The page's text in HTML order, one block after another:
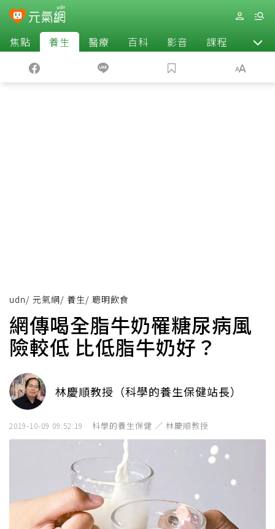
焦點 養生 醫療 百科 影音 課程 退休
udn/ 元氣網/ 養生/ 聰明飲食
網傳喝全脂牛奶罹糖尿病風
險較低 比低脂牛奶好？
林慶順教授（科學的養生保健站長）
2019-10-09 09:52:19 科學的養生保健 ／ 林慶順教授